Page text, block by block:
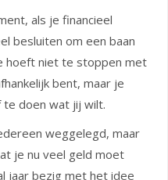
als je financieel
besluiten om een baan
hoeft niet te stoppen met
bent, maar je
doen wat jij wilt.
weggelegd, maar
je nu veel geld moet
jaar bezig met het idee